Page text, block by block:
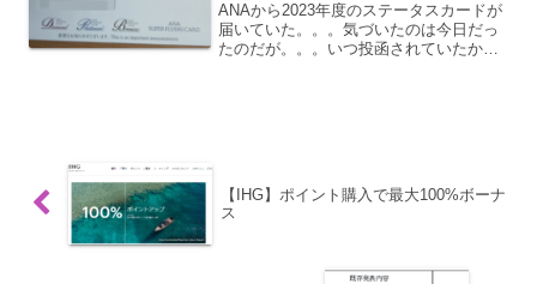
ANAから2023年度のステータスカードが
届いていた。。。気づいたのは今日だっ
たのだが。。。いつ投函されていたかは
【IHG】ポイント購入で最大100%ボーナ
ス